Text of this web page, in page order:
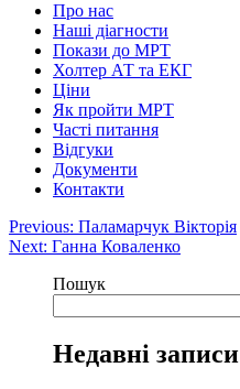
Про нас
Наші діагности
Покази до МРТ
Холтер АТ та ЕКГ
Ціни
Як пройти МРТ
Часті питання
Відгуки
Документи
Контакти
Навігація
записів
Previous: Паламарчук Вікторія
Next: Ганна Коваленко
Пошук
Недавні записи